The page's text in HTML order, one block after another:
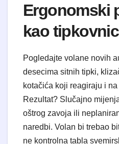
​Ergonomski
kao
​Pogledajte volane novih
desecima sitnih tipki,
kotačića koji reagiraju i
Rezultat? Slučajno
oštrog zavoja ili
naredbi. Volan bi trebao
ne kontrolna tabla